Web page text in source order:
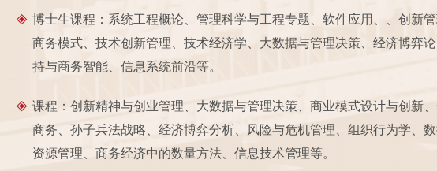
博士生课程：系统工程概论、管理科学与工程专题、软件应用、、创新
商务模式、技术创新管理、技术经济学、大数据与管理决策、经济博弈
持与商务智能、信息系统前沿等。
课程：创新精神与创业管理、大数据与管理决策、商业模式设计与创新
商务、孙子兵法战略、经济博弈分析、风险与危机管理、组织行为学、
资源管理、商务经济中的数量方法、信息技术管理等。